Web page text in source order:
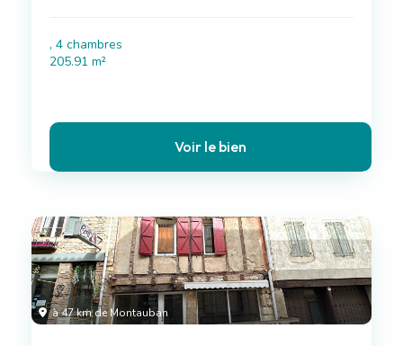
, 4 chambres
205.91 m²
Voir le bien
à 47 km de Montauban